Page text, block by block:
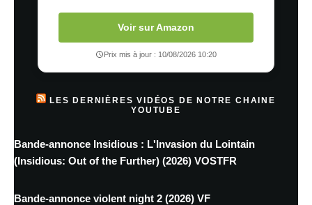
Voir sur Amazon
Prix mis à jour : 10/08/2026 10:20
LES DERNIÈRES VIDÉOS DE NOTRE CHAINE
YOUTUBE
Bande-annonce Insidious : L'Invasion du Lointain
(Insidious: Out of the Further) (2026) VOSTFR
Bande-annonce violent night 2 (2026) VF